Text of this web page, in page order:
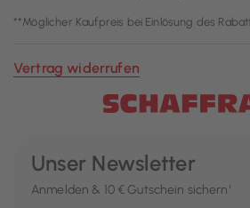
**Möglicher Kaufpreis bei Einlösung des
Vertrag widerrufen
Unser Newsletter
Anmelden & 10 € Gutschein sichern¹